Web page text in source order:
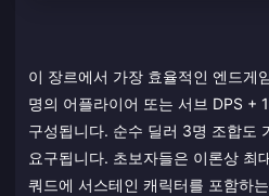
이 장르에서 가장 효율적인 엔드게
명의 어플라이어 또는 서브 DPS +
구성됩니다. 순수 딜러 3명 조합도
요구됩니다. 초보자들은 이론상 최
쿼드에 서스테인 캐릭터를 포함하